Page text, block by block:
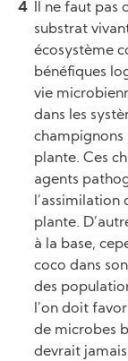
Il ne faut pas
substrat
écosystème
bénéfiques
vie
dans les
champignons
plante. Ces
agents
l’assimilation
plante.
à la base,
coco dans
des
l’on doit
de microbes
devrait